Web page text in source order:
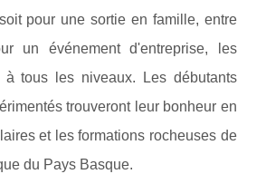
pour une sortie en famille, entre
un événement d'entreprise, les
à tous les niveaux. Les débutants
trouveront leur bonheur en
et les formations rocheuses de
du Pays Basque.